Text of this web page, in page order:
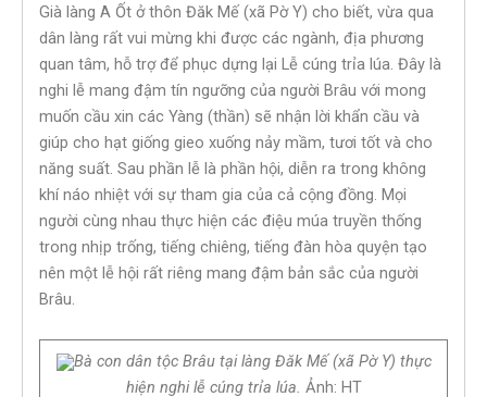
Già làng A Ốt ở thôn Đăk Mế (xã Pờ Y) cho biết, vừa qua
dân làng rất vui mừng khi được các ngành, địa phương
quan tâm, hỗ trợ để phục dựng lại Lễ cúng trỉa lúa. Đây là
nghi lễ mang đậm tín ngưỡng của người Brâu với mong
muốn cầu xin các Yàng (thần) sẽ nhận lời khẩn cầu và
giúp cho hạt giống gieo xuống nảy mầm, tươi tốt và cho
năng suất. Sau phần lễ là phần hội, diễn ra trong không
khí náo nhiệt với sự tham gia của cả cộng đồng. Mọi
người cùng nhau thực hiện các điệu múa truyền thống
trong nhịp trống, tiếng chiêng, tiếng đàn hòa quyện tạo
nên một lễ hội rất riêng mang đậm bản sắc của người
Brâu.
Bà con dân tộc Brâu tại làng Đăk Mế (xã Pờ Y) thực
hiện nghi lễ cúng trỉa lúa. Ảnh: HT